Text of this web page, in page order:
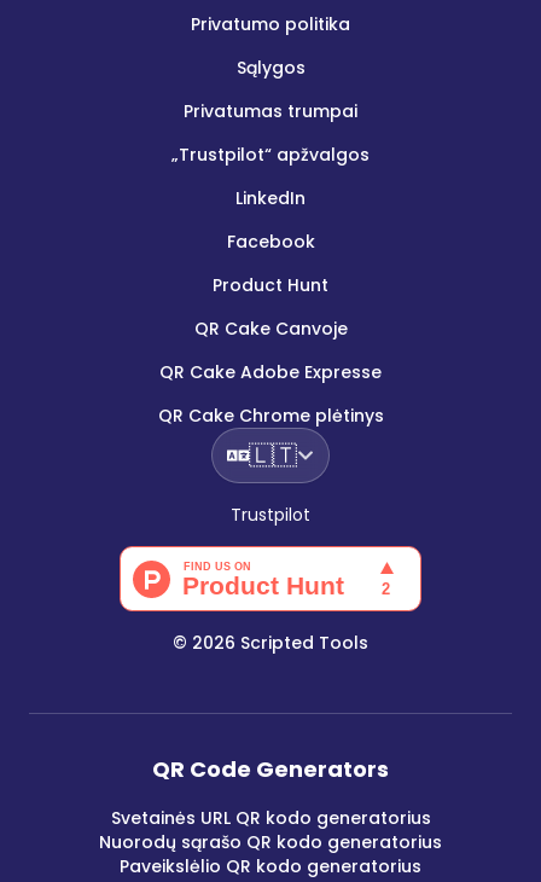
Privatumo politika
Sąlygos
Privatumas trumpai
„Trustpilot“ apžvalgos
LinkedIn
Facebook
Product Hunt
QR Cake Canvoje
QR Cake Adobe Expresse
QR Cake Chrome plėtinys
🇱🇹
Trustpilot
© 2026 Scripted Tools
QR Code Generators
Svetainės URL QR kodo generatorius
Nuorodų sąrašo QR kodo generatorius
Paveikslėlio QR kodo generatorius